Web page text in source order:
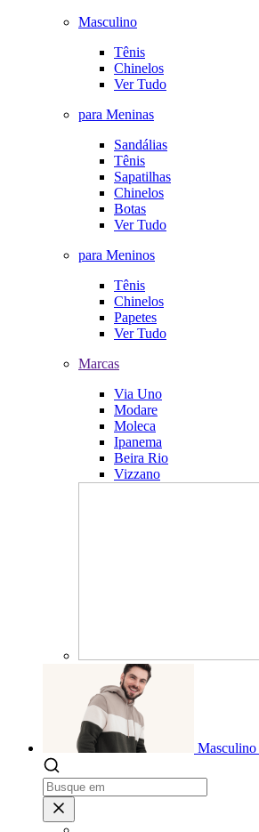
Masculino
Tênis
Chinelos
Ver Tudo
para Meninas
Sandálias
Tênis
Sapatilhas
Chinelos
Botas
Ver Tudo
para Meninos
Tênis
Chinelos
Papetes
Ver Tudo
Marcas
Via Uno
Modare
Moleca
Ipanema
Beira Rio
Vizzano
Masculino